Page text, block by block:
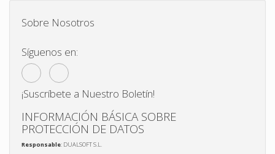
Sobre Nosotros
Síguenos en:
¡Suscríbete a Nuestro Boletín!
INFORMACIÓN BÁSICA SOBRE
PROTECCIÓN DE DATOS
Responsable: DUALSOFT S.L.